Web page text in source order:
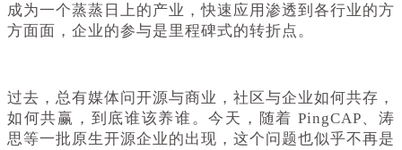
成为一个蒸蒸日上的产业，快速应用渗透到各行业的方
方面面，企业的参与是里程碑式的转折点。
过去，总有媒体问开源与商业，社区与企业如何共存，
如何共赢，到底谁该养谁。今天，随着 PingCAP、涛
思等一批原生开源企业的出现，这个问题也似乎不再是